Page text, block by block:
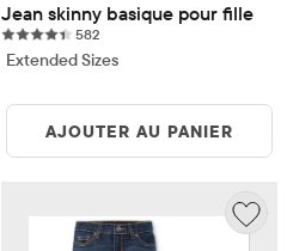
Jean skinny basique pour fille
582582 reviews
Extended Sizes
AJOUTER AU PANIER